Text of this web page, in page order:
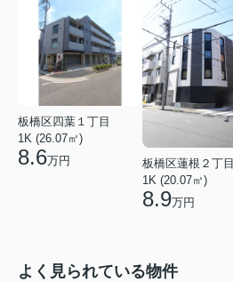
板橋区四葉１丁目
1K (26.07㎡)
8.6万円
板橋区蓮根２丁目
1K (20.07㎡)
8.9万円
よく見られている物件